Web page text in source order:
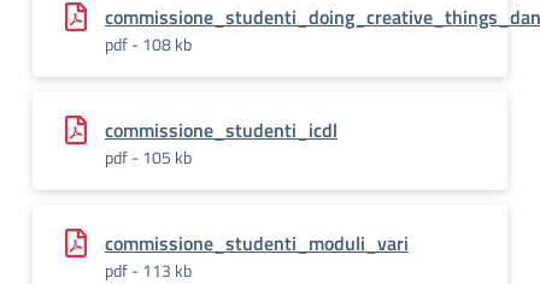
pdf - 108 kb
commissione_studenti_icdl
pdf - 105 kb
commissione_studenti_moduli_vari
pdf - 113 kb